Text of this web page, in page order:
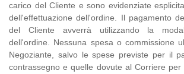
carico del Cliente e sono evidenziate
dell'effettuazione dell'ordine. Il pagamento
del Cliente avverrà utilizzando la
dell'ordine. Nessuna spesa o commissione
Negoziante, salvo le spese previste per il
contrassegno e quelle dovute al Corriere